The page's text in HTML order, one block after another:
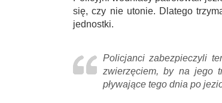
się, czy nie utonie. Dlatego
jednostki.
Policjanci zabezpieczyli
zwierzęciem, by na jego
pływające tego dnia po